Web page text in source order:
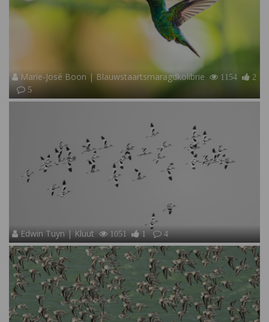
Marie-José Boon | Blauwstaartsmaragdkolibrie 1154
2
5
Edwin Tuyn | Kluut 1051 1 4